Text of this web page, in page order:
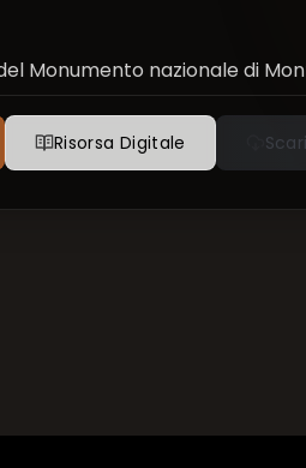
Monumento nazionale di
Risorsa Digitale